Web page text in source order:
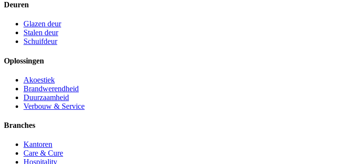
Deuren
Glazen deur
Stalen deur
Schuifdeur
Oplossingen
Akoestiek
Brandwerendheid
Duurzaamheid
Verbouw & Service
Branches
Kantoren
Care & Cure
Hospitality